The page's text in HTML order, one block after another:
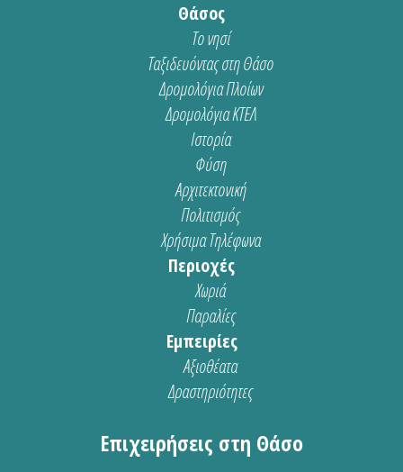
Θάσος
Το νησί
Ταξιδευόντας στη Θάσο
Δρομολόγια Πλοίων
Δρομολόγια ΚΤΕΛ
Ιστορία
Φύση
Αρχιτεκτονική
Πολιτισμός
Χρήσιμα Τηλέφωνα
Περιοχές
Χωριά
Παραλίες
Εμπειρίες
Αξιοθέατα
Δραστηριότητες
Επιχειρήσεις στη Θάσο